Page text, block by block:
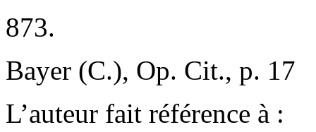
873.
Bayer (C.), Op. Cit., p. 17
L’auteur fait référence à :